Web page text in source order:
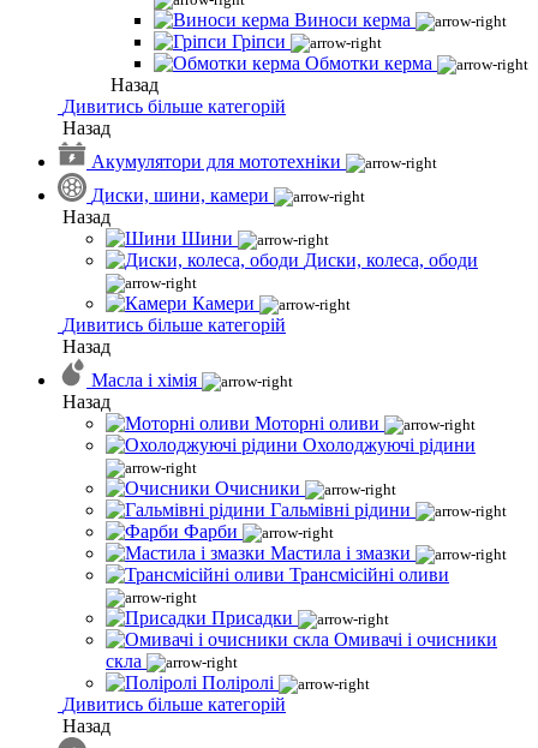
Виноси керма
Гріпси
Обмотки керма
Назад
Дивитись більше категорій
Назад
Акумулятори для мототехніки
Диски, шини, камери
Назад
Шини
Диски, колеса, ободи
Камери
Дивитись більше категорій
Назад
Масла і хімія
Назад
Моторні оливи
Охолоджуючі рідини
Очисники
Гальмівні рідини
Фарби
Мастила і змазки
Трансмісійні оливи
Присадки
Омивачі і очисники
скла
Поліролі
Дивитись більше категорій
Назад